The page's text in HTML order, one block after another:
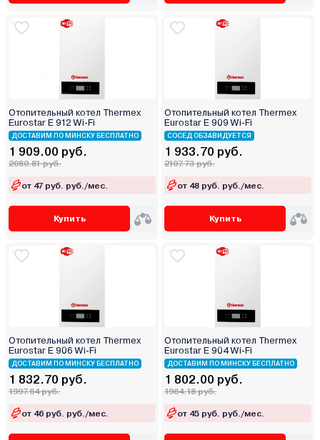
Отопительный котел Thermex
Eurostar E 912 Wi-Fi
ДОСТАВИМ ПО МИНСКУ БЕСПЛАТНО
1 909.00 руб.
2080.81 руб.
от 47 руб. руб./мес.
Купить
Отопительный котел Thermex
Eurostar E 909 Wi-Fi
СОСЕД ОБЗАВИДУЕТСЯ
1 933.70 руб.
2107.73 руб.
от 48 руб. руб./мес.
Купить
Отопительный котел Thermex
Eurostar E 906 Wi-Fi
ДОСТАВИМ ПО МИНСКУ БЕСПЛАТНО
1 832.70 руб.
1997.64 руб.
от 46 руб. руб./мес.
Отопительный котел Thermex
Eurostar E 904 Wi-Fi
ДОСТАВИМ ПО МИНСКУ БЕСПЛАТНО
1 802.00 руб.
1964.18 руб.
от 45 руб. руб./мес.